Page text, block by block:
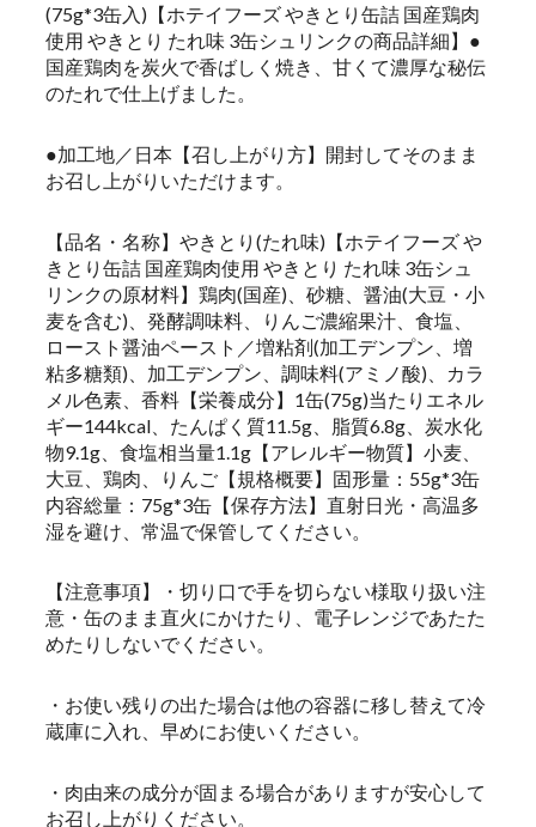
(75g*3缶入)【ホテイフーズ やきとり缶詰 国産鶏肉
使用 やきとり たれ味 3缶シュリンクの商品詳細】●
国産鶏肉を炭火で香ばしく焼き、甘くて濃厚な秘伝
のたれで仕上げました。
●加工地／日本【召し上がり方】開封してそのまま
お召し上がりいただけます。
【品名・名称】やきとり(たれ味)【ホテイフーズ や
きとり缶詰 国産鶏肉使用 やきとり たれ味 3缶シュ
リンクの原材料】鶏肉(国産)、砂糖、醤油(大豆・小
麦を含む)、発酵調味料、りんご濃縮果汁、食塩、
ロースト醤油ペースト／増粘剤(加工デンプン、増
粘多糖類)、加工デンプン、調味料(アミノ酸)、カラ
メル色素、香料【栄養成分】1缶(75g)当たりエネル
ギー144kcal、たんぱく質11.5g、脂質6.8g、炭水化
物9.1g、食塩相当量1.1g【アレルギー物質】小麦、
大豆、鶏肉、りんご【規格概要】固形量：55g*3缶
内容総量：75g*3缶【保存方法】直射日光・高温多
湿を避け、常温で保管してください。
【注意事項】・切り口で手を切らない様取り扱い注
意・缶のまま直火にかけたり、電子レンジであたた
めたりしないでください。
・お使い残りの出た場合は他の容器に移し替えて冷
蔵庫に入れ、早めにお使いください。
・肉由来の成分が固まる場合がありますが安心して
お召し上がりください。